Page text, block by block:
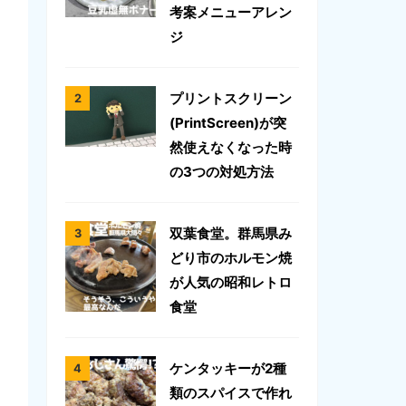
考案メニューアレン
ジ
プリントスクリーン
(PrintScreen)が突
然使えなくなった時
の3つの対処方法
双葉食堂。群馬県み
どり市のホルモン焼
が人気の昭和レトロ
食堂
ケンタッキーが2種
類のスパイスで作れ